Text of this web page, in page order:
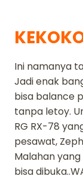
Ini namanya
Jadi enak
bisa balance
tanpa letoy.
RG RX-78
pesawat,
Malahan
bisa